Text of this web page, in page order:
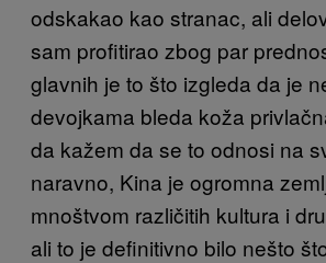
odskakao kao stranac, ali
sam profitirao zbog par
glavnih je to što izgleda da je
devojkama bleda koža
da kažem da se to odnosi na
naravno, Kina je ogromna
mnoštvom različitih kultura i
ali to je definitivno bilo nešto